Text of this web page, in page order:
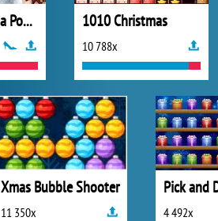
Elsa And Moana Popularity Challenge 1010 Christmas
10 788x
Xmas Bubble Shooter
11 350x
Pick and
4 492x